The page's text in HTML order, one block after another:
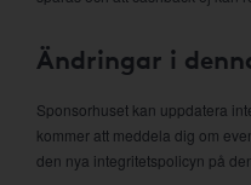
Ändringar i
Sponsorhuset kan uppdatera
kommer att meddela dig om
den nya integritetspolicyn på